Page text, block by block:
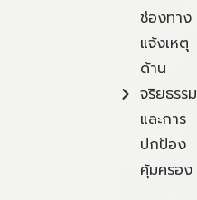
ช่องทาง
แจ้งเหตุ
ด้าน
จริยธรรม
และการ
ปกป้อง
คุ้มครอง